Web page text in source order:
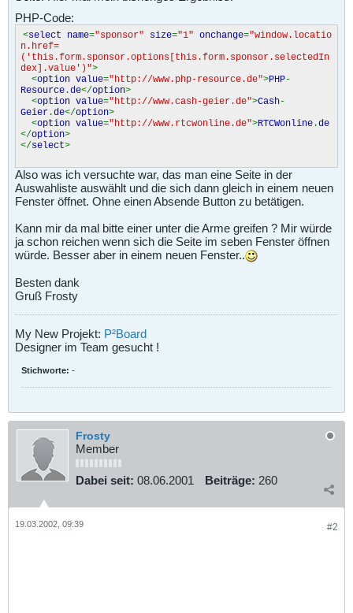
PHP-Code:
<select name="sponsor" size="1" onchange="window.locatio
n.href=
('this.form.sponsor.options[this.form.sponsor.selectedIn
dex].value')">
<option value="http://www.php-resource.de">PHP-
Resource .de</option>
<option value="http://www.cash-geier.de">Cash-
Geier .de</option>
<option value="http://www.rtcwonline.de">RTCWonline .de
</option>
</select>
Also was ich versuchte war, das man eine Seite in der
Auswahliste auswählt und die sich dann gleich in einem neuen
Fenster öffnet. Ohne einen Absende Button zu betätigen.
Kann mir da mal bitte einer unter die Arme greifen ? Mir würde
ja schon reichen wenn sich die Seite im seben Fenster öffnen
würde. Besser aber in einem neuen Fenster..
Besten dank
Gruß Frosty
My New Projekt: P²Board
Designer im Team gesucht !
Stichworte: -
Frosty
Member
Dabei seit: 08.06.2001 Beiträge: 260
#2
19.03.2002, 09:39